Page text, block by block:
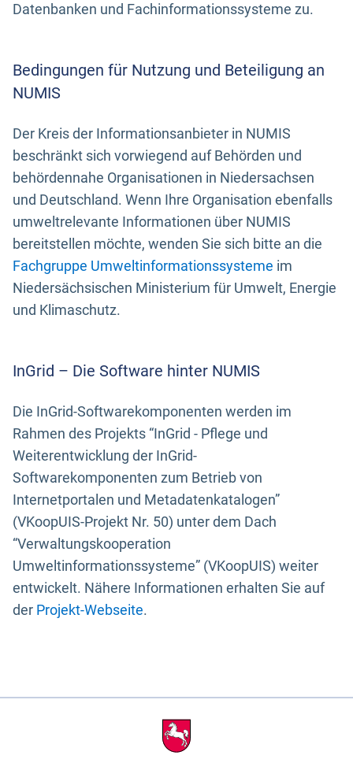
Datenbanken und Fachinformationssysteme zu.
Bedingungen für Nutzung und Beteiligung an
NUMIS
Der Kreis der Informationsanbieter in NUMIS
beschränkt sich vorwiegend auf Behörden und
behördennahe Organisationen in Niedersachsen
und Deutschland. Wenn Ihre Organisation ebenfalls
umweltrelevante Informationen über NUMIS
bereitstellen möchte, wenden Sie sich bitte an die
Fachgruppe Umweltinformationssysteme im
Niedersächsischen Ministerium für Umwelt, Energie
und Klimaschutz.
InGrid – Die Software hinter NUMIS
Die InGrid-Softwarekomponenten werden im
Rahmen des Projekts “InGrid - Pflege und
Weiterentwicklung der InGrid-
Softwarekomponenten zum Betrieb von
Internetportalen und Metadatenkatalogen”
(VKoopUIS-Projekt Nr. 50) unter dem Dach
“Verwaltungskooperation
Umweltinformationssysteme” (VKoopUIS) weiter
entwickelt. Nähere Informationen erhalten Sie auf
der Projekt-Webseite.